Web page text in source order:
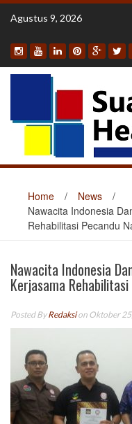
Skip
Agustus 9, 2026
Home / News
/
Nawacita Indonesia
Rehabilitasi Pecandu
Nawacita Indonesia
Kerjasama
Posted ByRedaksion Oktober